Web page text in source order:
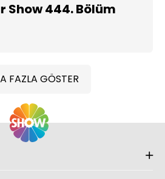
Show 444. Bölüm
FAZLA GÖSTER